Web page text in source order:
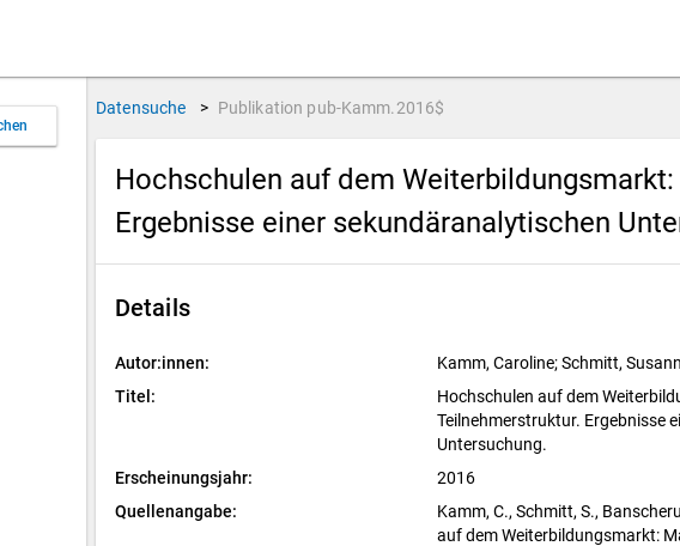
Datensuche > Publikation pub-Kamm.2016$
Hochschulen auf dem
Ergebnisse einer sekundäranalytischen
Details
Autor:innen:
Kamm, Caroline; Schmitt,
Titel:
Hochschulen auf dem
Teilnehmerstruktur. Ergebnisse
Untersuchung.
Erscheinungsjahr:
2016
Quellenangabe:
Kamm, C., Schmitt, S.,
auf dem Weiterbildungsmarkt: